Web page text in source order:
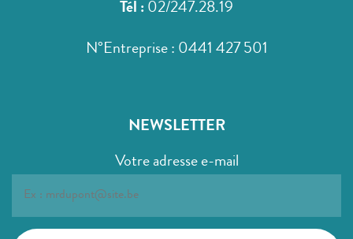
Tél : 02/247.28.19
N°Entreprise : 0441 427 501
NEWSLETTER
Votre adresse e-mail